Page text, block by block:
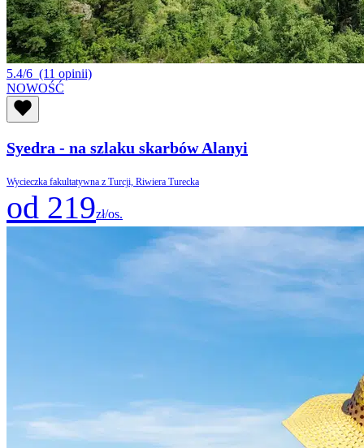
5.4/6 (11 opinii)
NOWOŚĆ
Syedra - na szlaku skarbów Alanyi
Wycieczka fakultatywna z Turcji, Riwiera Turecka
od 219zł/os.